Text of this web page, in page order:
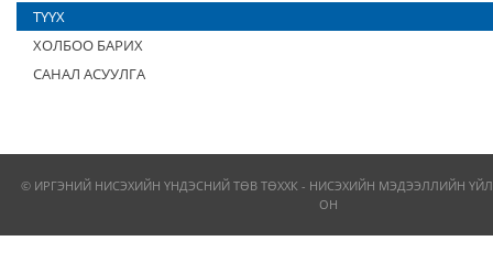
ТҮҮХ
ХОЛБОО БАРИХ
САНАЛ АСУУЛГА
© ИРГЭНИЙ НИСЭХИЙН ҮНДЭСНИЙ ТӨВ ТӨХХК - НИСЭХИЙН МЭДЭЭЛЛИЙН
ОН